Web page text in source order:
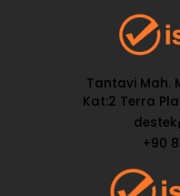
Tantavi Mah.
Kat:2 Terra
+90